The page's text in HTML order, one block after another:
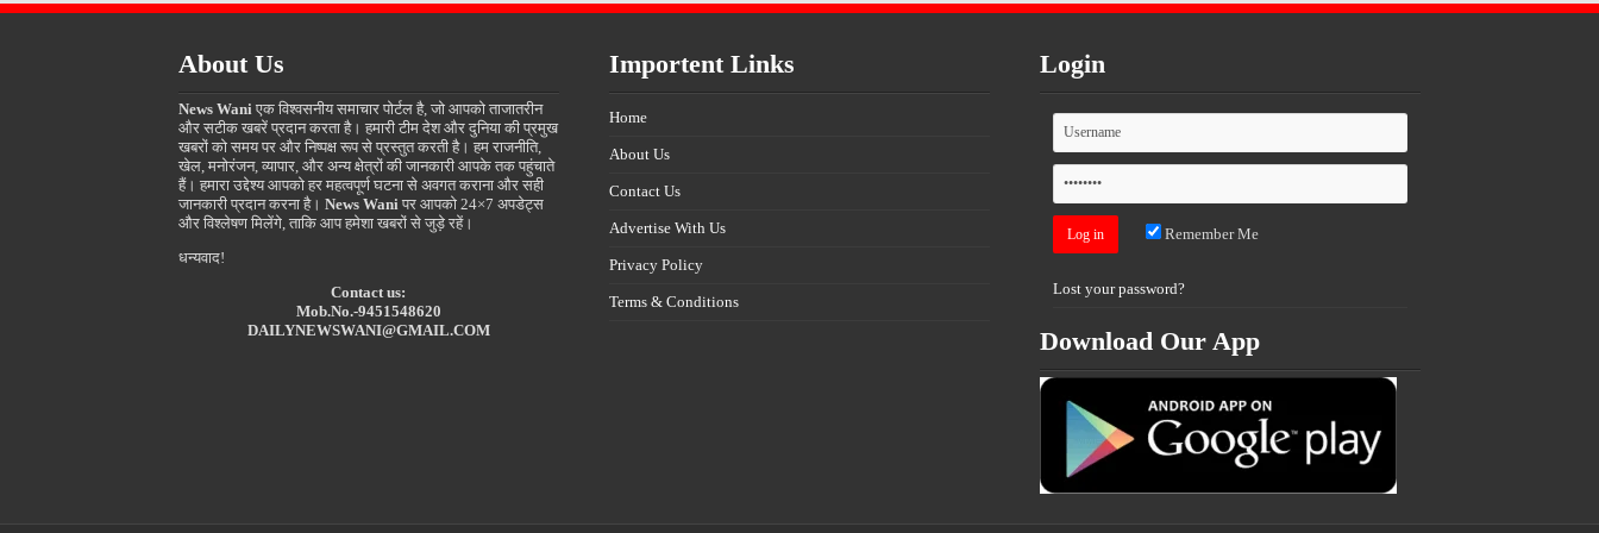
About Us
News Wani एक विश्वसनीय समाचार पोर्टल है, जो आपको ताजातरीन
और सटीक खबरें प्रदान करता है। हमारी टीम देश और दुनिया की प्रमुख
खबरों को समय पर और निष्पक्ष रूप से प्रस्तुत करती है। हम राजनीति,
खेल, मनोरंजन, व्यापार, और अन्य क्षेत्रों की जानकारी आपके तक पहुंचाते
हैं। हमारा उद्देश्य आपको हर महत्वपूर्ण घटना से अवगत कराना और सही
जानकारी प्रदान करना है। News Wani पर आपको 24×7 अपडेट्स
और विश्लेषण मिलेंगे, ताकि आप हमेशा खबरों से जुड़े रहें।
धन्यवाद!
Contact us:
Mob.No.-9451548620
DAILYNEWSWANI@GMAIL.COM
Importent Links
Home
About Us
Contact Us
Advertise With Us
Privacy Policy
Terms & Conditions
Login
Remember Me
Lost your password?
Download Our App